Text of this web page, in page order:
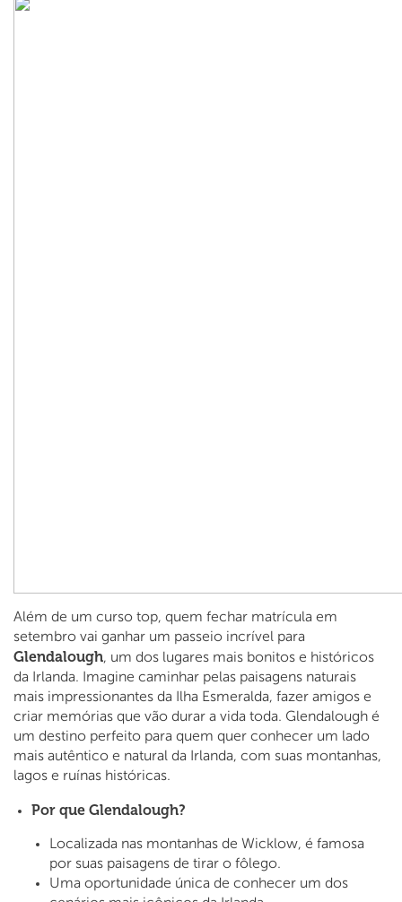
Além de um curso top, quem fechar matrícula em
setembro vai ganhar um passeio incrível para
Glendalough, um dos lugares mais bonitos e históricos
da Irlanda. Imagine caminhar pelas paisagens naturais
mais impressionantes da Ilha Esmeralda, fazer amigos e
criar memórias que vão durar a vida toda. Glendalough é
um destino perfeito para quem quer conhecer um lado
mais autêntico e natural da Irlanda, com suas montanhas,
lagos e ruínas históricas.
Por que Glendalough?
Localizada nas montanhas de Wicklow, é famosa
por suas paisagens de tirar o fôlego.
Uma oportunidade única de conhecer um dos